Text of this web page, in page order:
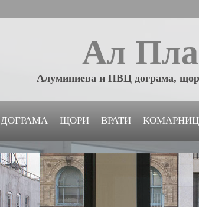
Ал
Алуминиева и ПВЦ дограма,
ДОГРАМА ЩОРИ ВРАТИ